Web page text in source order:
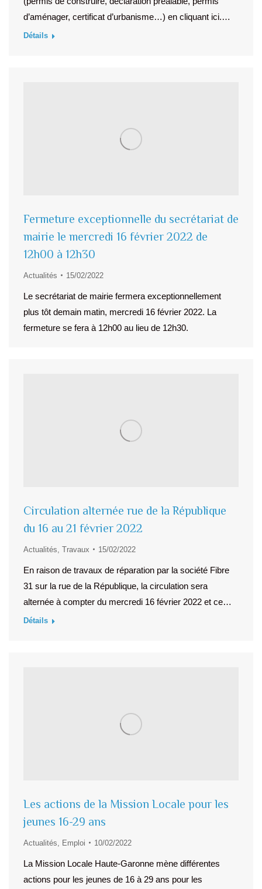
d’aménager, certificat d’urbanisme…) en cliquant ici.…
Détails
Fermeture exceptionnelle du secrétariat de
mairie le mercredi 16 février 2022 de
12h00 à 12h30
Actualités 15/02/2022
Le secrétariat de mairie fermera exceptionnellement
plus tôt demain matin, mercredi 16 février 2022. La
fermeture se fera à 12h00 au lieu de 12h30.
Circulation alternée rue de la République
du 16 au 21 février 2022
Actualités Travaux 15/02/2022
En raison de travaux de réparation par la société Fibre
31 sur la rue de la République, la circulation sera
alternée à compter du mercredi 16 février 2022 et ce…
Détails
Les actions de la Mission Locale pour les
jeunes 16-29 ans
Actualités Emploi 10/02/2022
La Mission Locale Haute-Garonne mène différentes
actions pour les jeunes de 16 à 29 ans pour les